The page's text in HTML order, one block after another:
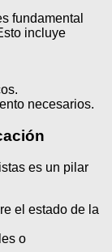
fundamental
incluye
necesarios.
es un pilar
el estado de la
o